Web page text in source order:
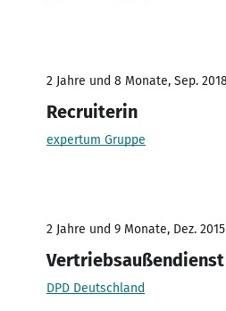
2 Jahre und 8 Monate, Sep.
Recruiterin
expertum Gruppe
2 Jahre und 9 Monate, Dez.
Vertriebsaußendienst
DPD Deutschland